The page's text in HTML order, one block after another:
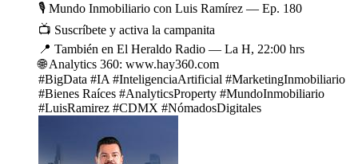
🎙️ Mundo Inmobiliario con Luis Ramírez — Ep. 180
📺 Suscríbete y activa la campanita
📍 También en El Heraldo Radio — La H, 22:00 hrs
🌐 Analytics 360: www.hay360.com
#BigData #IA #InteligenciaArtificial #MarketingInmobiliario
#Bienes Raíces #AnalyticsProperty #MundoInmobiliario
#LuisRamirez #CDMX #NómadosDigitales